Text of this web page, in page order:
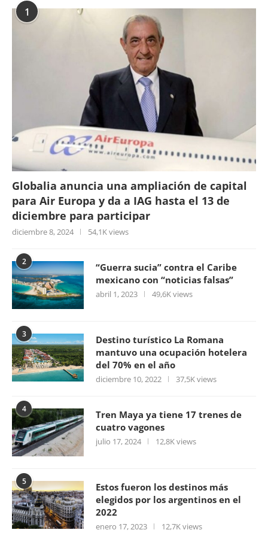
1
Globalia anuncia una ampliación de capital
para Air Europa y da a IAG hasta el 13 de
diciembre para participar
diciembre 8, 2024 54,1K views
2
“Guerra sucia” contra el Caribe
mexicano con “noticias falsas”
abril 1, 2023 49,6K views
3
Destino turístico La Romana
mantuvo una ocupación hotelera
del 70% en el año
diciembre 10, 2022 37,5K views
4
Tren Maya ya tiene 17 trenes de
cuatro vagones
julio 17, 2024 12,8K views
5
Estos fueron los destinos más
elegidos por los argentinos en el
2022
enero 17, 2023 12,7K views